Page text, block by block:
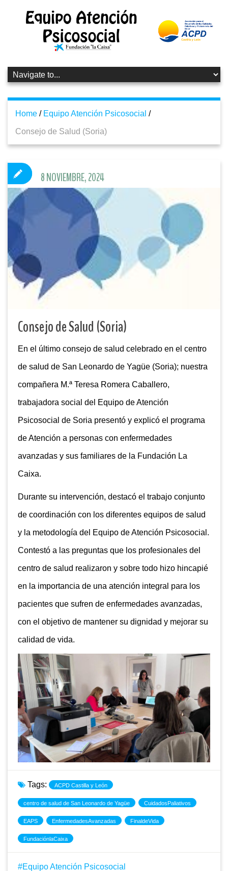
Home / Equipo Atención Psicosocial /
Consejo de Salud (Soria)
Consejo de Salud (Soria)
En el último consejo de salud celebrado en el centro
de salud de San Leonardo de Yagüe (Soria); nuestra
compañera M.ª Teresa Romera Caballero,
trabajadora social del Equipo de Atención
Psicosocial de Soria presentó y explicó el programa
de Atención a personas con enfermedades
avanzadas y sus familiares de la Fundación La
Caixa.
Durante su intervención, destacó el trabajo conjunto
de coordinación con los diferentes equipos de salud
y la metodología del Equipo de Atención Psicosocial.
Contestó a las preguntas que los profesionales del
centro de salud realizaron y sobre todo hizo hincapié
en la importancia de una atención integral para los
pacientes que sufren de enfermedades avanzadas,
con el objetivo de mantener su dignidad y mejorar su
calidad de vida.
Tags: ACPD Castilla y León
centro de salud de San Leonardo de Yagüe CuidadosPaliativos
EAPS EnfermedadesAvanzadas FinaldeVida
FundaciónlaCaixa
8 NOVIEMBRE, 2024
Equipo Atención Psicosocial